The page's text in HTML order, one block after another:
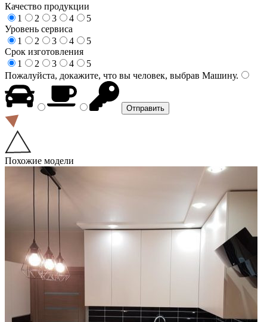
Качество продукции
1
2 3 4
5
Уровень сервиса
1
2 3 4
5
Срок изготовления
1
2 3 4
5
Пожалуйста, докажите, что вы человек, выбрав Машину.
Похожие модели